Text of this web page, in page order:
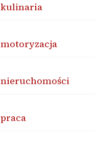
kulinaria
motoryzacja
nieruchomości
praca